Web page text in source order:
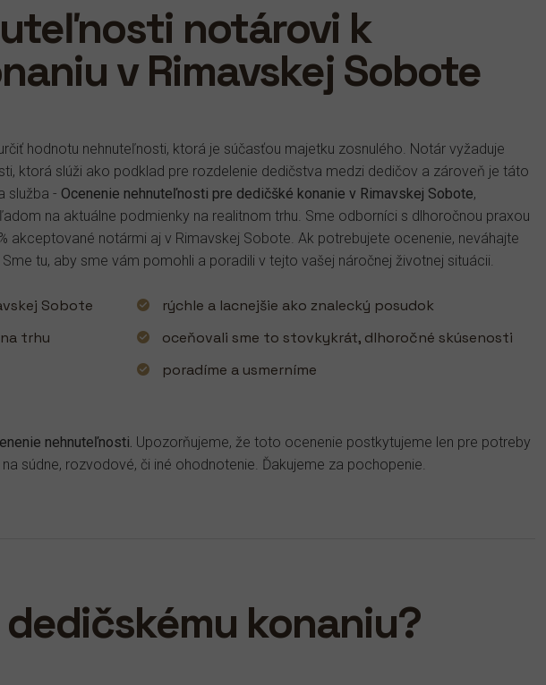
notárovi k
v Rimavskej Sobote
hodnotu nehnuteľnosti, ktorá je súčasťou majetku zosnulého. Notár vyžaduje
ktorá slúži ako podklad pre rozdelenie dedičstva medzi dedičov a zároveň je táto
služba - Ocenenie nehnuteľnosti pre dedičšké konanie v Rimavskej Sobote,
na aktuálne podmienky na realitnom trhu. Sme odborníci s dlhoročnou praxou
akceptované notármi aj v Rimavskej Sobote. Ak potrebujete ocenenie, neváhajte
tu, aby sme vám pomohli a poradili v tejto vašej náročnej životnej situácii.
Sobote
trhu
rýchle a lacnejšie ako znalecký posudok
oceňovali sme to stovkykrát, dlhoročné skúsenosti
poradíme a usmerníme
nehnuteľnosti. Upozorňujeme, že toto ocenenie postkytujeme len pre potreby
súdne, rozvodové, či iné ohodnotenie. Ďakujeme za pochopenie.
konaniu?